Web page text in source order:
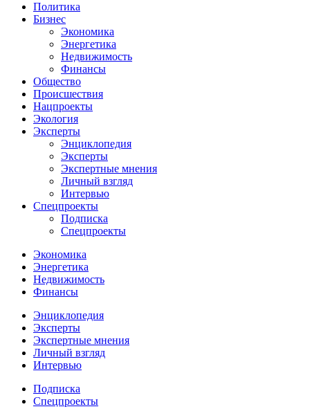
Политика
Бизнес
Экономика
Энергетика
Недвижимость
Финансы
Общество
Происшествия
Нацпроекты
Экология
Эксперты
Энциклопедия
Эксперты
Экспертные мнения
Личный взгляд
Интервью
Спецпроекты
Подписка
Спецпроекты
Экономика
Энергетика
Недвижимость
Финансы
Энциклопедия
Эксперты
Экспертные мнения
Личный взгляд
Интервью
Подписка
Спецпроекты